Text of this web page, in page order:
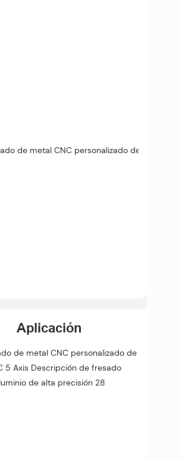
Aplicación